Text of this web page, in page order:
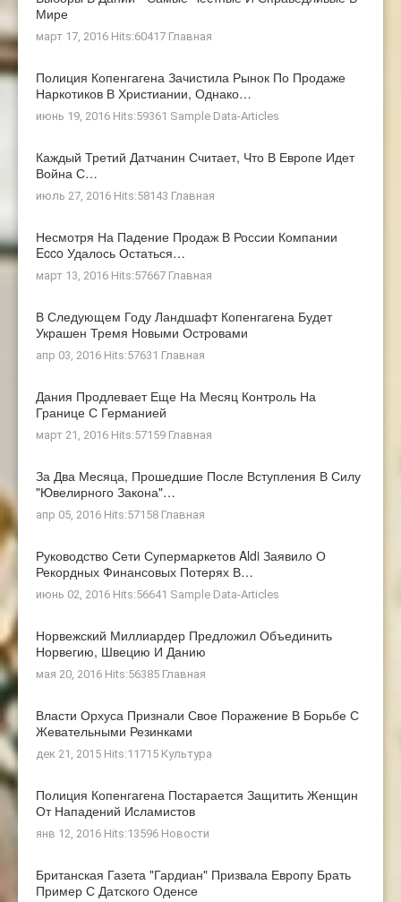
Мире
март 17, 2016 Hits:60417 Главная
Полиция Копенгагена Зачистила Рынок По Продаже
Наркотиков В Христиании, Однако…
июнь 19, 2016 Hits:59361 Sample Data-Articles
Каждый Третий Датчанин Считает, Что В Европе Идет
Война С…
июль 27, 2016 Hits:58143 Главная
Несмотря На Падение Продаж В России Компании
Ecco Удалось Остаться…
март 13, 2016 Hits:57667 Главная
В Следующем Году Ландшафт Копенгагена Будет
Украшен Тремя Новыми Островами
апр 03, 2016 Hits:57631 Главная
Дания Продлевает Еще На Месяц Контроль На
Границе С Германией
март 21, 2016 Hits:57159 Главная
За Два Месяца, Прошедшие После Вступления В Силу
"ювелирного Закона"…
апр 05, 2016 Hits:57158 Главная
Руководство Сети Супермаркетов Aldi Заявило О
Рекордных Финансовых Потерях В…
июнь 02, 2016 Hits:56641 Sample Data-Articles
Норвежский Миллиардер Предложил Объединить
Норвегию, Швецию И Данию
мая 20, 2016 Hits:56385 Главная
Власти Орхуса Признали Свое Поражение В Борьбе С
Жевательными Резинками
дек 21, 2015 Hits:11715 Культура
Полиция Копенгагена Постарается Защитить Женщин
От Нападений Исламистов
янв 12, 2016 Hits:13596 Новости
Британская Газета "Гардиан" Призвала Европу Брать
Пример С Датского Оденсе